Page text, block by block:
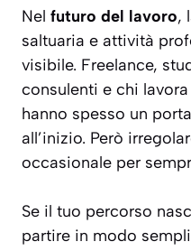
Nel futuro del lavoro,
saltuaria e attività
visibile. Freelance,
consulenti e chi
hanno spesso un
all’inizio. Però
occasionale per
Se il tuo percorso
partire in modo